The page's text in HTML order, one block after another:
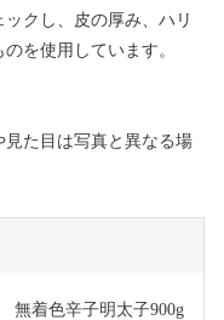
クし、皮の厚み、ハリ
を使用しています。
た目は写真と異なる場
無着色辛子明太子900g